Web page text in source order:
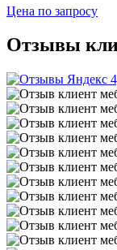
Цена по запросу
Отзывы